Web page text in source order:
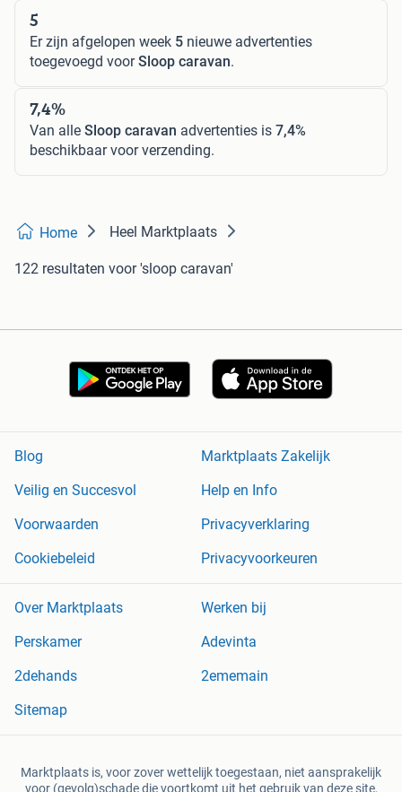
5
Er zijn afgelopen week 5 nieuwe advertenties
toegevoegd voorSloop caravan.
7,4%
Van alle Sloop caravan advertenties is 7,4%
beschikbaar voor verzending.
Home Heel Marktplaats
122 resultaten voor 'sloop caravan'
Blog
Marktplaats Zakelijk
Veilig en Succesvol
Help en Info
Voorwaarden
Privacyverklaring
Cookiebeleid
Privacyvoorkeuren
Over Marktplaats
Werken bij
Perskamer
Adevinta
2dehands
2ememain
Sitemap
Marktplaats is, voor zover wettelijk toegestaan, niet aansprakelijk
voor (gevolg)schade die voortkomt uit het gebruik van deze site,